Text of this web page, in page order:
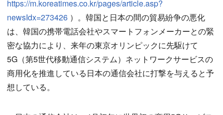
https://m.koreatimes.co.kr/pages/article.asp?
newsIdx=273426 ）。韓国と日本の間の貿易紛争の悪化
は、韓国の携帯電話会社やスマートフォンメーカーとの緊
密な協力により、来年の東京オリンピックに先駆けて
5G（第5世代移動通信システム）ネットワークサービスの
商用化を推進している日本の通信会社に打撃を与えると予
想している。